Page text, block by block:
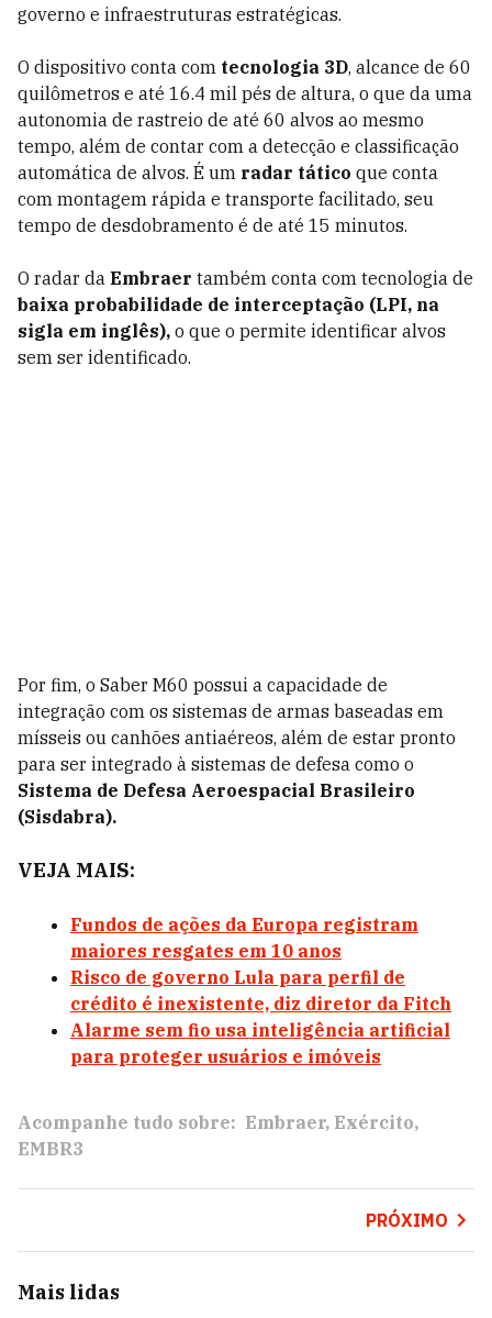
governo e infraestruturas estratégicas.
O dispositivo conta com tecnologia 3D, alcance de 60
quilômetros e até 16.4 mil pés de altura, o que da uma
autonomia de rastreio de até 60 alvos ao mesmo
tempo, além de contar com a detecção e classificação
automática de alvos. É um radar tático que conta
com montagem rápida e transporte facilitado, seu
tempo de desdobramento é de até 15 minutos.
O radar da Embraer também conta com tecnologia de
baixa probabilidade de interceptação (LPI, na
sigla em inglês), o que o permite identificar alvos
sem ser identificado.
Por fim, o Saber M60 possui a capacidade de
integração com os sistemas de armas baseadas em
mísseis ou canhões antiaéreos, além de estar pronto
para ser integrado à sistemas de defesa como o
Sistema de Defesa Aeroespacial Brasileiro
(Sisdabra).
VEJA MAIS:
Fundos de ações da Europa registram
maiores resgates em 10 anos
Risco de governo Lula para perfil de
crédito é inexistente, diz diretor da Fitch
Alarme sem fio usa inteligência artificial
para proteger usuários e imóveis
Acompanhe tudo sobre: Embraer Exército
EMBR3
PRÓXIMO
Mais lidas